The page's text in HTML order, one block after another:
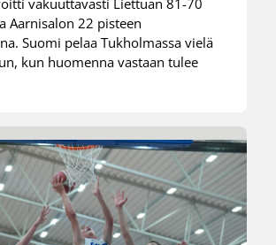
vakuuttavasti Liettuan 81-70
Aarnisalon 22 pisteen
Suomi pelaa Tukholmassa vielä
kun huomenna vastaan tulee